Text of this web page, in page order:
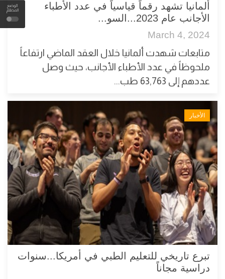
الوضع
المظلم
ألمانيا تشهد رقماً قياسياً في عدد الأطباء
الأجانب عام 2023...السو...
March 4, 2024
متابعات شهدت ألمانيا خلال العقد الماضي ارتفاعاً
ملحوظاً في عدد الأطباء الأجانب، حيث وصل
عددهم إلى 63,763 طب...
الأخبار
تبرع تاريخي للتعليم الطبي في أمريكا...سنوات
دراسية مجاناً